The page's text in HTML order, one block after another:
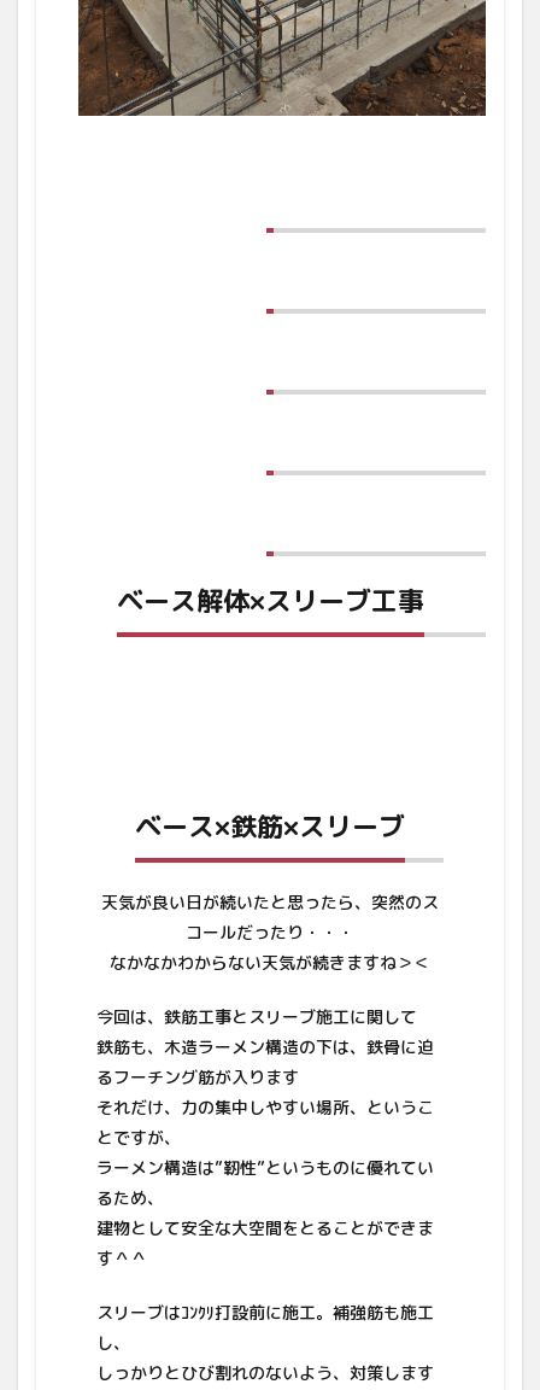
ベース解体×スリーブ工事
ベース×鉄筋×スリーブ
天気が良い日が続いたと思ったら、突然のス
コールだったり・・・
なかなかわからない天気が続きますね＞＜
今回は、鉄筋工事とスリーブ施工に関して
鉄筋も、木造ラーメン構造の下は、鉄骨に迫
るフーチング筋が入ります
それだけ、力の集中しやすい場所、というこ
とですが、
ラーメン構造は”靭性”というものに優れてい
るため、
建物として安全な大空間をとることができま
す＾＾
スリーブはｺﾝｸﾘ打設前に施工。補強筋も施工
し、
しっかりとひび割れのないよう、対策します